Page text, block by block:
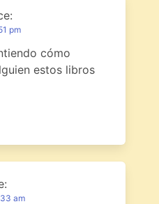
pm
cómo
estos libros
am